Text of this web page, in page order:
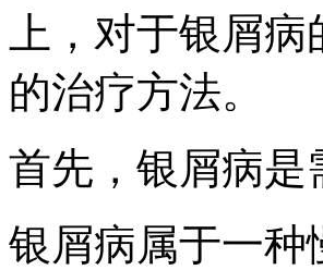
上，对于银屑
的治疗方法。
首先，银屑病是
银屑病属于一种